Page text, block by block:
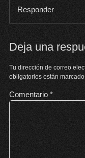
Responder
Deja una
Tu dirección de correo
obligatorios están
Comentario *